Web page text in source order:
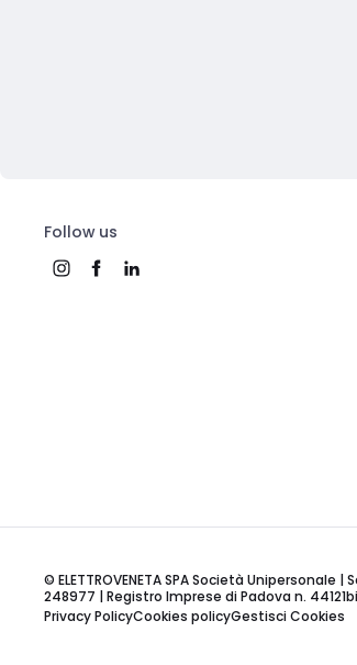
Follow us
© ELETTROVENETA SPA Società
248977 | Registro Imprese di Padova n.
Privacy PolicyCookies policyGestisci Cookies